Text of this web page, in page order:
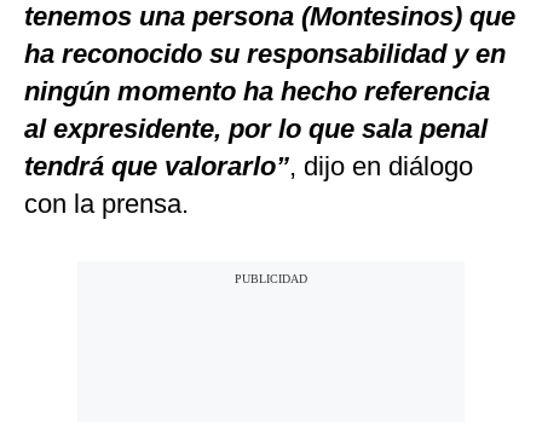
tenemos una persona (Montesinos) que
ha reconocido su responsabilidad y en
ningún momento ha hecho referencia
al expresidente, por lo que sala penal
tendrá que valorarlo”, dijo en diálogo
con la prensa.